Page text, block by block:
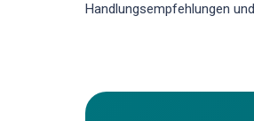
Handlungsempfehlungen